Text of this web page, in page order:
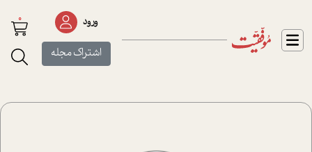
ورود
اشتراک مجله
0